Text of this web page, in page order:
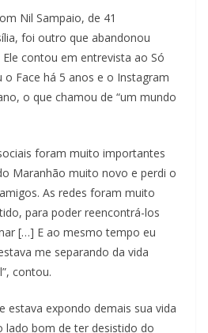
Nil Sampaio, de 41
foi outro que abandonou
contou em entrevista ao Só
Face há 5 anos e o Instagram
o que chamou de “um mundo
foram muito importantes
Maranhão muito novo e perdi o
As redes foram muito
para poder reencontrá-los
[…] E ao mesmo tempo eu
me separando da vida
contou.
estava expondo demais sua vida
lado bom de ter desistido do